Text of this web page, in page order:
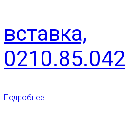
вставка,
0210.85.042
Подробнее...